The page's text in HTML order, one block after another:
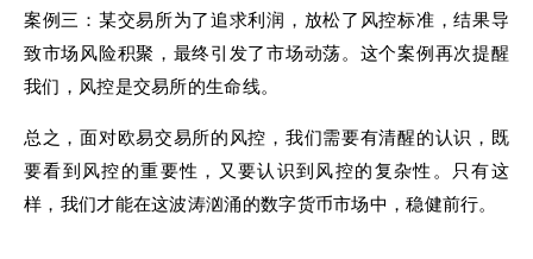
案例三：某交易所为了追求利润，放松了风控标准，结果导
致市场风险积聚，最终引发了市场动荡。这个案例再次提醒
我们，风控是交易所的生命线。
总之，面对欧易交易所的风控，我们需要有清醒的认识，既
要看到风控的重要性，又要认识到风控的复杂性。只有这
样，我们才能在这波涛汹涌的数字货币市场中，稳健前行。